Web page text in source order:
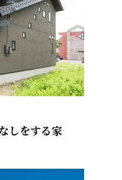
しをする家